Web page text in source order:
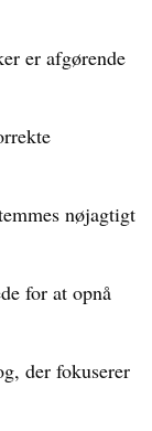
er afgørende
nøjagtigt
for at opnå
der fokuserer